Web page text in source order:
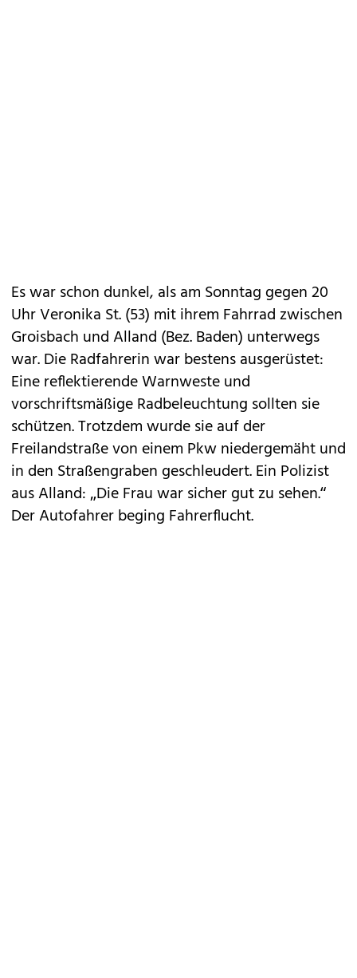
Es war schon dunkel, als am Sonntag gegen 20
Uhr Veronika St. (53) mit ihrem Fahrrad zwischen
Groisbach und Alland (Bez. Baden) unterwegs
war. Die Radfahrerin war bestens ausgerüstet:
Eine reflektierende Warnweste und
vorschriftsmäßige Radbeleuchtung sollten sie
schützen. Trotzdem wurde sie auf der
Freilandstraße von einem Pkw niedergemäht und
in den Straßengraben geschleudert. Ein Polizist
aus Alland: „Die Frau war sicher gut zu sehen.“
Der Autofahrer beging Fahrerflucht.